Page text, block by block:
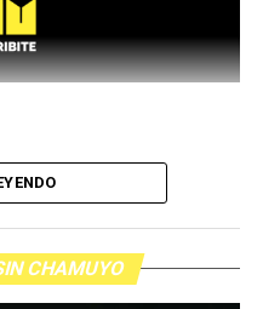
CHAMUYO